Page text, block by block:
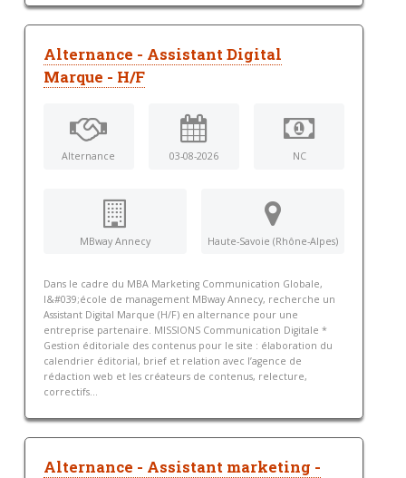
Alternance - Assistant Digital
Marque - H/F
Alternance 03-08-2026 NC
MBway Annecy Haute-Savoie (Rhône-Alpes)
Dans le cadre du MBA Marketing Communication Globale,
l&#039;école de management MBway Annecy, recherche un
Assistant Digital Marque (H/F) en alternance pour une
entreprise partenaire. MISSIONS Communication Digitale *
Gestion éditoriale des contenus pour le site : élaboration du
calendrier éditorial, brief et relation avec l’agence de
rédaction web et les créateurs de contenus, relecture,
correctifs...
Alternance - Assistant marketing -